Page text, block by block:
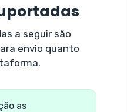
a seguir são
envio quanto
as